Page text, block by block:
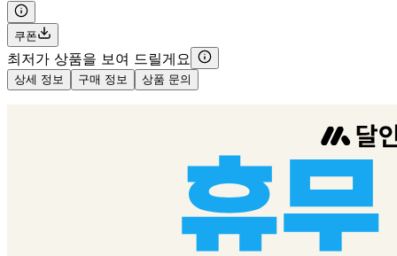
쿠폰
최저가 상품을 보여 드릴게요
상세 정보 구매 정보 상품 문의